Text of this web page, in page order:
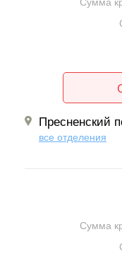
Пресненский
все отделения
Сумма